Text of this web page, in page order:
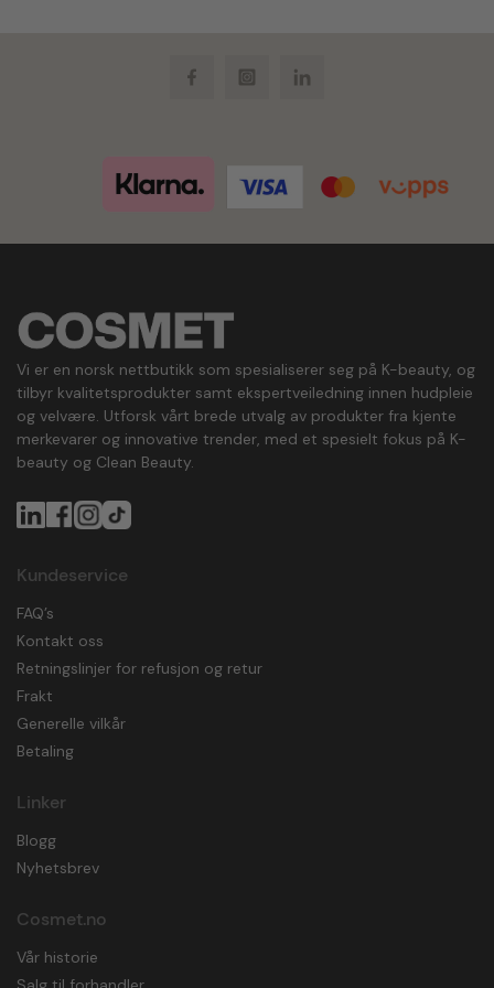
FacebookInstagramLinkedIn
Vi er en norsk nettbutikk som spesialiserer seg på K-beauty, og
tilbyr kvalitetsprodukter samt ekspertveiledning innen hudpleie
og velvære. Utforsk vårt brede utvalg av produkter fra kjente
merkevarer og innovative trender, med et spesielt fokus på K-
beauty og Clean Beauty.
Kundeservice
FAQ’s
Kontakt oss
Retningslinjer for refusjon og retur
Frakt
Generelle vilkår
Betaling
Linker
Blogg
Nyhetsbrev
Cosmet.no
Vår historie